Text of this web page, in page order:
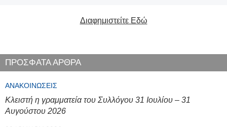
Διαφημιστείτε Εδώ
ΠΡΟΣΦΑΤΑ ΑΡΘΡΑ
ΑΝΑΚΟΙΝΏΣΕΙΣ
Κλειστή η γραμματεία του Συλλόγου 31 Ιουλίου – 31
Αυγούστου 2026